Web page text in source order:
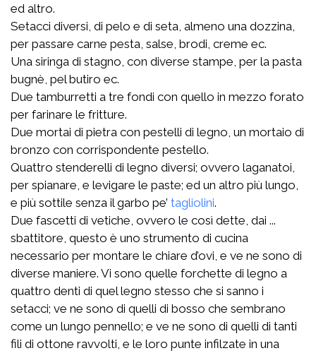
ed altro.
Setacci diversi, di pelo e di seta, almeno una dozzina,
per passare carne pesta, salse, brodi, creme ec.
Una siringa di stagno, con diverse stampe, per la pasta
bugnè, pel butiro ec.
Due tamburretti a tre fondi con quello in mezzo forato
per farinare le fritture.
Due mortai di pietra con pestelli di legno, un mortaio di
bronzo con corrispondente pestello.
Quattro stenderelli di legno diversi; ovvero laganatoi,
per spianare, e levigare le paste; ed un altro più lungo,
e più sottile senza il garbo pe’ tagliolini.
Due fascetti di vetiche, ovvero le così dette, dai ...
sbattitore, questo è uno strumento di cucina
necessario per montare le chiare d’ovi, e ve ne sono di
diverse maniere. Vi sono quelle forchette di legno a
quattro denti di quel legno stesso che si sanno i
setacci; ve ne sono di quelli di bosso che sembrano
come un lungo pennello; e ve ne sono di quelli di tanti
fili di ottone ravvolti, e le loro punte infilzate in una